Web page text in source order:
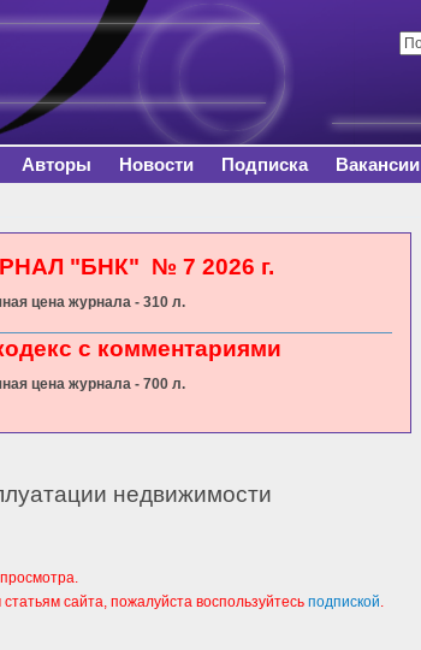
содержанию
Авторы Новости Подписка Вакансии
"БНК" № 7 2026 г.
цена журнала - 310 л.
с комментариями
цена журнала - 700 л.
недвижимости
сайта, пожалуйста воспользуйтесь подпиской.